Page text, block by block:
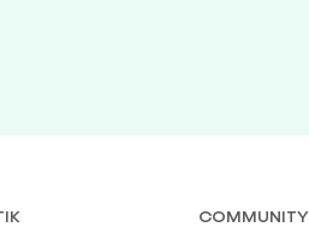
COMMUNITY